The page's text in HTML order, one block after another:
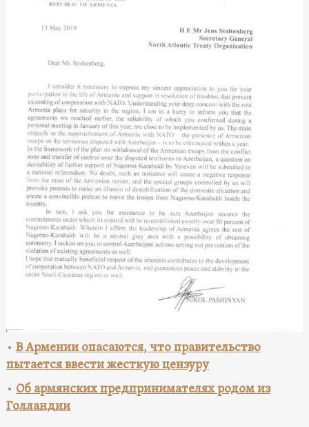
• В Армении опасаются, что правительство
пытается ввести жесткую цензуру
• Об армянских предпринимателях родом из
Голландии